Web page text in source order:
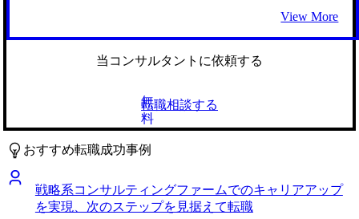
ィングファームへ行くことを決心しました。 大手エージェ
ントとMyVisionさんの2社に相談しました。 MyVisionさんを
選ばせていただいた最大の理由は、ケース面接対策の質が圧
は「なぜ受けるのか」「どう受かるのか」という戦略を重視
していました。特に、経営陣に戦略コンサルティングファー
ム出身の方がいらっしゃるからこその、実践的かつロジカル
なケース対策は非常に役に立ったなと思います。 「フェル
ミ推定」や「ケース問題」に対するフィードバックの深さ
が、参考書レベルとは次元が異なり、ここでなら確実に内定
に近づけると感じました。 ケースを含めて、面接対策が本
パスの将来性に不安を感じ、業務の一部ではなく、経営全体
に対してより根本的かつ戦略的な解決策を打ち出せるフィー
ルドで働きたいと思い転職を決意しました。 サプライチェ
体の課題を俯瞰して捉える必要性を強く実感しました。これ
までの業務で得た知見を活かし、より戦略的な視点から企業
の全体的な改革を支援できる環境として、コンサルティング
ファームに大きな魅力を感じたのが背景です。 3社です。 担
当の石崎さんが、私の現場での経験をどのようにコンサルテ
ィングの武器に変えられるか、具体的なケース面接練習や自
己の専門性の言語化・構造化に対して非常に丁寧にサポート
してくださったことが理由です。石崎さんの支援を通じ、業
View More
当コンサルタントに依頼する
無
料
転職相談する
おすすめ転職成功事例
戦略系コンサルティングファームでのキャリアアップ
を実現、次のステップを見据えて転職